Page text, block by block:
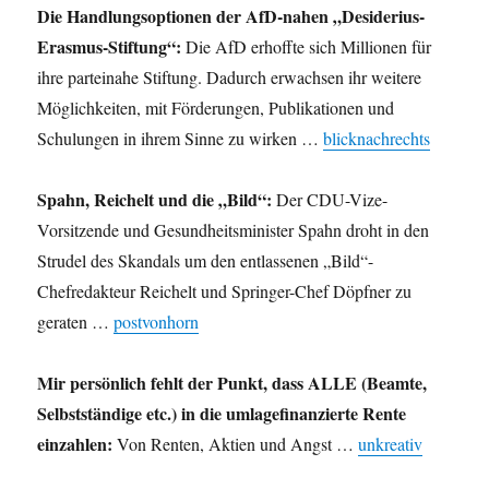
Die Handlungsoptionen der AfD-nahen „Desiderius-
Erasmus-Stiftung“: Die AfD erhoffte sich Millionen für
ihre parteinahe Stiftung. Dadurch erwachsen ihr weitere
Möglichkeiten, mit Förderungen, Publikationen und
Schulungen in ihrem Sinne zu wirken …blicknachrechts
Spahn, Reichelt und die „Bild“: Der CDU-Vize-
Vorsitzende und Gesundheitsminister Spahn droht in den
Strudel des Skandals um den entlassenen „Bild“-
Chefredakteur Reichelt und Springer-Chef Döpfner zu
geraten …postvonhorn
Mir persönlich fehlt der Punkt, dass ALLE (Beamte,
Selbstständige etc.) in die umlagefinanzierte Rente
einzahlen: Von Renten, Aktien und Angst …unkreativ